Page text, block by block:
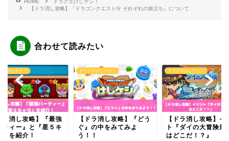
HOME
ドラクエけしケシ！
【ドラ消し攻略】『ドラゴンクエストⅣ それぞれの旅立ち』について
合わせて読みたい
エけしケシ！
ラ消し攻略】『最強
ティー』と『星５キ
』を紹介！
ドラクエけしケシ！
【ドラ消し攻略】『どう
ぐ』の中をみてみよ
う！！
ドラクエけしケシ！
【ドラ消し攻略】イ
ト『ダイの大冒険最
はどこだ！？』